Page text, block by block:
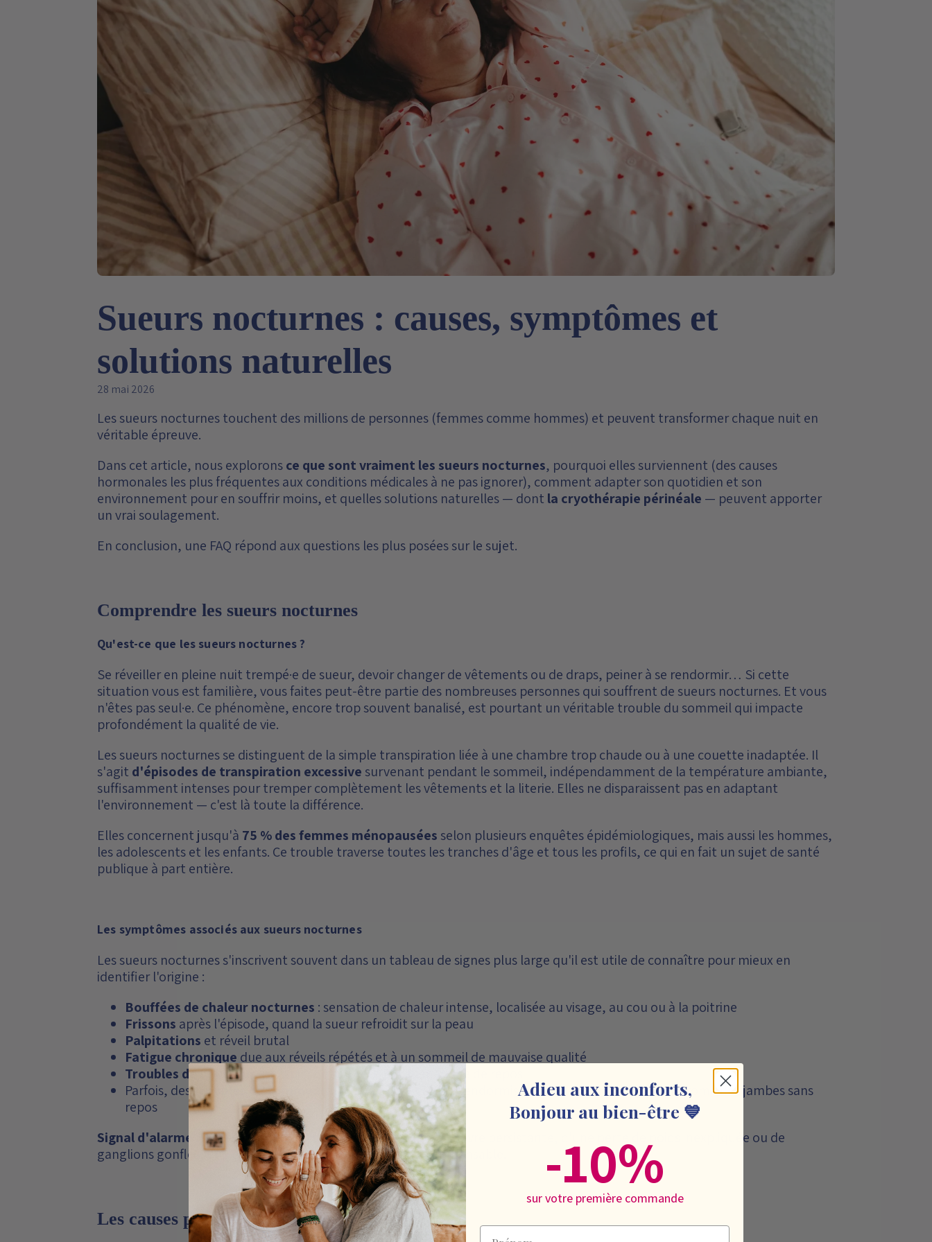
Sueurs nocturnes : causes, symptômes et
solutions naturelles
28 mai 2026
Les sueurs nocturnes touchent des millions de personnes (femmes comme hommes) et peuvent transformer chaque nuit en
véritable épreuve.
Dans cet article, nous exploronsce que sont vraiment les sueurs nocturnes, pourquoi elles surviennent (des causes
hormonales les plus fréquentes aux conditions médicales à ne pas ignorer), comment adapter son quotidien et son
environnement pour en souffrir moins, et quelles solutions naturelles — dont la cryothérapie périnéale — peuvent apporter
un vrai soulagement.
En conclusion, une FAQ répond aux questions les plus posées sur le sujet.
Comprendre les sueurs nocturnes
Qu'est-ce que les sueurs nocturnes ?
Se réveiller en pleine nuit trempé·e de sueur, devoir changer de vêtements ou de draps, peiner à se rendormir… Si cette
situation vous est familière, vous faites peut-être partie des nombreuses personnes qui souffrent de sueurs nocturnes. Et vous
n'êtes pas seul·e. Ce phénomène, encore trop souvent banalisé, est pourtant un véritable trouble du sommeil qui impacte
profondément la qualité de vie.
Les sueurs nocturnes se distinguent de la simple transpiration liée à une chambre trop chaude ou à une couette inadaptée. Il
s'agit d'épisodes de transpiration excessive survenant pendant le sommeil, indépendamment de la température ambiante,
suffisamment intenses pour tremper complètement les vêtements et la literie. Elles ne disparaissent pas en adaptant
l'environnement — c'est là toute la différence.
Elles concernent jusqu'à 75 % des femmes ménopausées selon plusieurs enquêtes épidémiologiques, mais aussi les hommes,
les adolescents et les enfants. Ce trouble traverse toutes les tranches d'âge et tous les profils, ce qui en fait un sujet de santé
publique à part entière.
Les symptômes associés aux sueurs nocturnes
Les sueurs nocturnes s'inscrivent souvent dans un tableau de signes plus large qu'il est utile de connaître pour mieux en
identifier l'origine :
Bouffées de chaleur nocturnes : sensation de chaleur intense, localisée au visage, au cou ou à la poitrine
Frissons après l'épisode, quand la sueur refroidit sur la peau
Palpitations et réveil brutal
Fatigue chronique due aux réveils répétés et à un sommeil de mauvaise qualité
Troubles de l'humeur, irritabilité et anxiété liés au manque de repos
Parfois, destroubles du sommeil
plus larges : difficultés d'endormissement, sommeil léger, syndrome des jambes sans
repos
Signal d'alarme :
si les sueurs nocturnes s'accompagnent de fièvre persistante, d'une perte de poids inexpliquée ou de
ganglions gonflés, une consultation médicale rapide est indispensable.
Les causes possibles des sueurs nocturnes
Adieu aux inconforts,
Bonjour au bien-être 💙
-10%
sur votre première commande
Prénom